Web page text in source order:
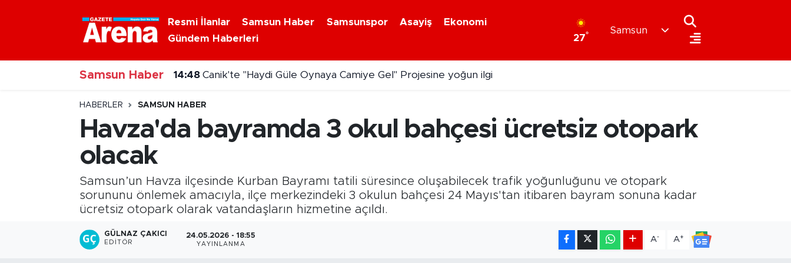
Resmi İlanlar Samsun Haber Samsunspor Asayiş
Ekonomi
Gündem Haberleri
27°
Samsun
Samsun Haber 14:48 Canik'te "Haydi Güle Oynaya Camiye Gel" Projesine yoğun ilgi
HABERLER SAMSUN HABER
Havza'da bayramda 3 okul bahçesi ücretsiz otopark
olacak
Samsun’un Havza ilçesinde Kurban Bayramı tatili süresince oluşabilecek trafik yoğunluğunu ve otopark
sorununu önlemek amacıyla, ilçe merkezindeki 3 okulun bahçesi 24 Mayıs'tan itibaren bayram sonuna kadar
ücretsiz otopark olarak vatandaşların hizmetine açıldı.
GÜLNAZ ÇAKICI
EDITÖR
24.05.2026 - 18:55
YAYINLANMA
A- A+
Nöbetçi Eczaneler
Hava Durumu
Samsun Namaz Vakitleri
Trafik Durumu
Süper Lig Puan Durumu ve Fikstür
Tüm Manşetler